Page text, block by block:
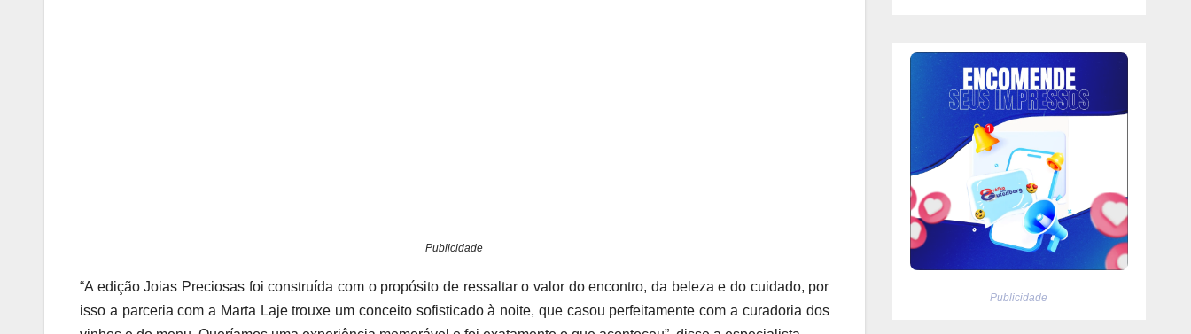
Publicidade
“A edição Joias Preciosas foi construída com o propósito de ressaltar o valor do encontro, da beleza e do cuidado, por
isso a parceria com a Marta Laje trouxe um conceito sofisticado à noite, que casou perfeitamente com a curadoria dos
Publicidade